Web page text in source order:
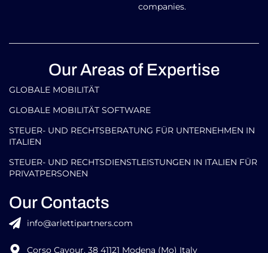
companies.
Our Areas of Expertise
GLOBALE MOBILITÄT
GLOBALE MOBILITÄT SOFTWARE
STEUER- UND RECHTSBERATUNG FÜR UNTERNEHMEN IN
ITALIEN
STEUER- UND RECHTSDIENSTLEISTUNGEN IN ITALIEN FÜR
PRIVATPERSONEN
Our Contacts
info@arlettipartners.com
Corso Cavour, 38 41121 Modena (Mo) Italy